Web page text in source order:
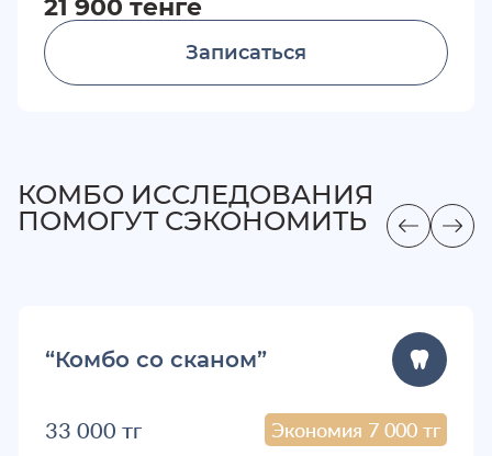
21 900 тенге
Записаться
КОМБО ИССЛЕДОВАНИЯ
ПОМОГУТ СЭКОНОМИТЬ
“Комбо со сканом”
33 000 тг Экономия 7 000 тг